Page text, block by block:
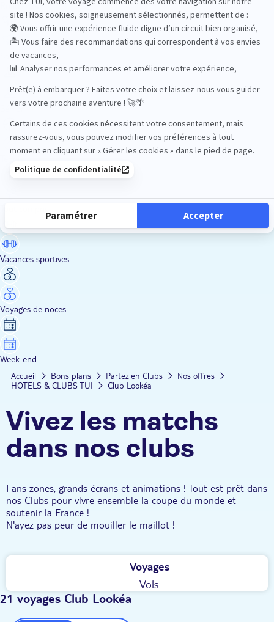
Road Trips
Safari
Sénior
Vacances sportives
Voyages de noces
Week-end
Accueil Bons plans Partez en Clubs
Nos offres
HOTELS & CLUBS TUI
Club Lookéa
Vivez les matchs
dans nos clubs
Fans zones, grands écrans et animations ! Tout est prêt dans
nos Clubs pour vivre ensemble la coupe du monde et
soutenir la France !
N'ayez pas peur de mouiller le maillot !
Voyages
Vols
21 voyages Club Lookéa